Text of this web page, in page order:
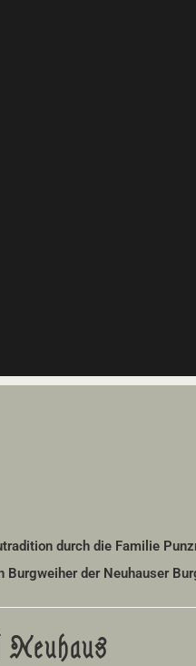
durch die Familie
Burgweiher der Neuhauser